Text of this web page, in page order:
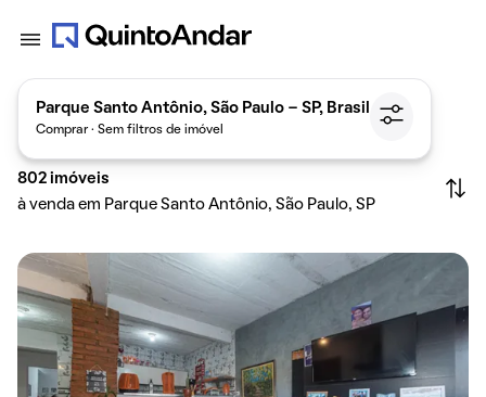
Parque Santo Antônio, São Paulo - SP, Brasil
Comprar · Sem filtros de imóvel
802 imóveis
à venda em Parque Santo Antônio, São Paulo, SP